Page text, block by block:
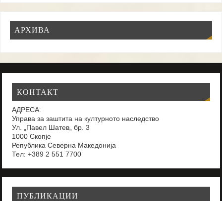
АРХИВА
КОНТАКТ
АДРЕСА:
Управа за заштита на културното наследство
Ул. „Павел Шатев„ бр. 3
1000 Скопје
Република Северна Македонија
Тел: +389 2 551 7700
ПУБЛИКАЦИИ